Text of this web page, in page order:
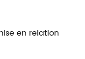
en relation